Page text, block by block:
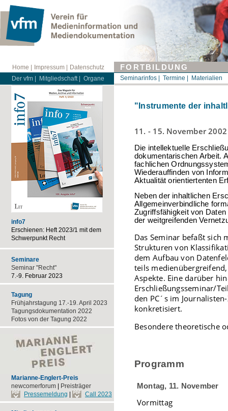
Home | Impressum |
Datenschutz
Der vfm |
Mitgliedschaft | Organe
FORTBILDUNG
Seminarinfos | Termine | Materialien
info7
Erschienen: Heft 2023/1 mit dem
Schwerpunkt Recht
Seminare
Seminar "Recht"
7.-9. Februar 2023
Tagung
Frühjahrstagung 17.-19. April 2023
Tagungsdokumentation 2022
Fotos von der Tagung 2022
Marianne-Englert-Preis
newcomerforum
Preisträger
Pressemeldung
Call 2023
"Instrumente der
11. - 15. November
Die intellektuelle
dokumentarischen Arbeit.
fachlichen
Wiederauffinden von
Aktualität orientiertenten
Neben der inhaltlichen
Allgemeinverbindliche
Zugriffsfähigkeit von
der weitgreifenden
Das Seminar befaßt sich
Strukturen von
dem Aufbau von
teils
Aspekte. Eine darüber
Erschließungsseminar/
den PC´s im
konkretisiert.
Besondere theoretische
Programm
Montag, 11. November
Vormittag